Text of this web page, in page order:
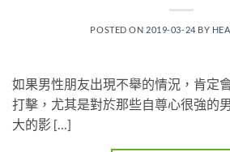
POSTED ON 2019-03-24 BY
如果男性朋友出現不舉的情況，肯定
打擊，尤其是對於那些自尊心很強的
大的影 […]